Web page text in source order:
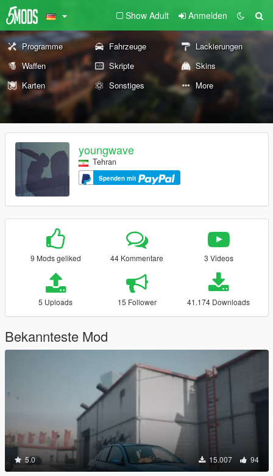
Show Adult Anmelden
Programme Fahrzeuge
Lackierungen
Waffen
Skripte
Skins
Karten
Sonstiges More
youngwave
Tehran
Spenden mit
9 Mods geliked 44 Kommentare 3 Videos
5 Uploads 15 Follower 41.174 Downloads
Bekannteste Mod
5.0 15.007 94